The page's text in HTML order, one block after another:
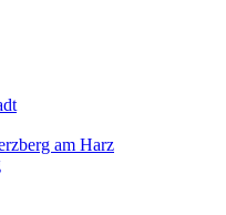
am Harz